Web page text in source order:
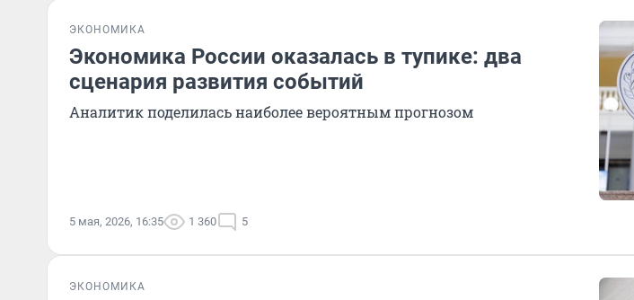
ЭКОНОМИКА
Экономика России оказалась в тупике: два
сценария развития событий
Аналитик поделилась наиболее вероятным прогнозом
5 мая, 2026, 16:35 1 360 5
ЭКОНОМИКА